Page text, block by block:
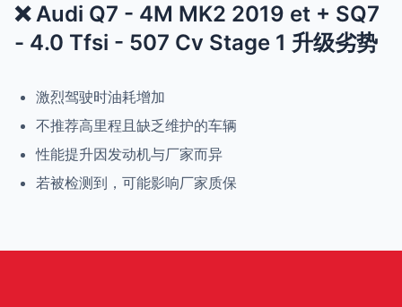
❌ Audi Q7 - 4M MK2 2019 et + SQ7
- 4.0 Tfsi - 507 Cv Stage 1 升级劣势
激烈驾驶时油耗增加
不推荐高里程且缺乏维护的车辆
性能提升因发动机与厂家而异
若被检测到，可能影响厂家质保